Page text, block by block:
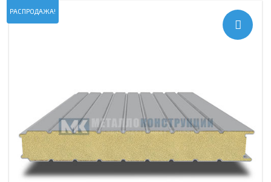
РАСПРОДАЖА!